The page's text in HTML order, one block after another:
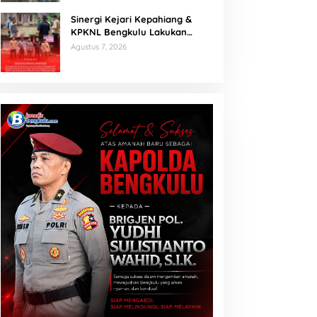
Sinergi Kejari Kepahiang &
KPKNL Bengkulu Lakukan
Penilaian Barang Rampasan
Agustus 7, 2026